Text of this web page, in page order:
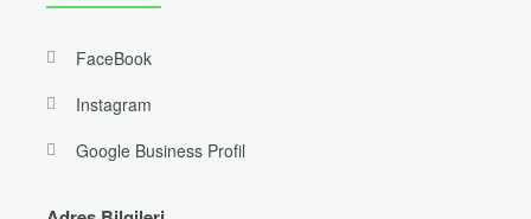
FaceBook
Instagram
Google Business Profil